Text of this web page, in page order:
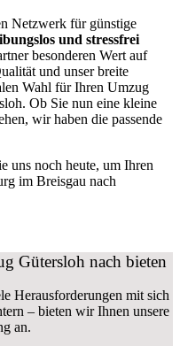
Netzwerk für günstige
und stressfrei
besonderen Wert auf
und unser breite
Wahl für Ihren Umzug
Ob Sie nun eine kleine
wir haben die passende
uns noch heute, um Ihren
im Breisgau nach
Gütersloh nach bieten
Herausforderungen mit sich
– bieten wir Ihnen unsere
an.